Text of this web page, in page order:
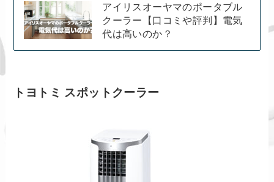
アイリスオーヤマのポータブル
クーラー【口コミや評判】電気
代は高いのか？
トヨトミ スポットクーラー